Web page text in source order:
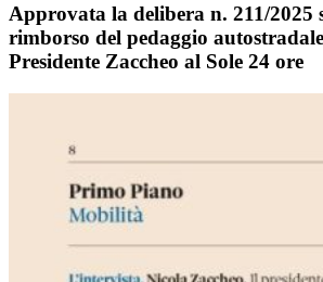
Approvata la delibera n. 211/2025
rimborso del pedaggio
Presidente Zaccheo al Sole 24 ore